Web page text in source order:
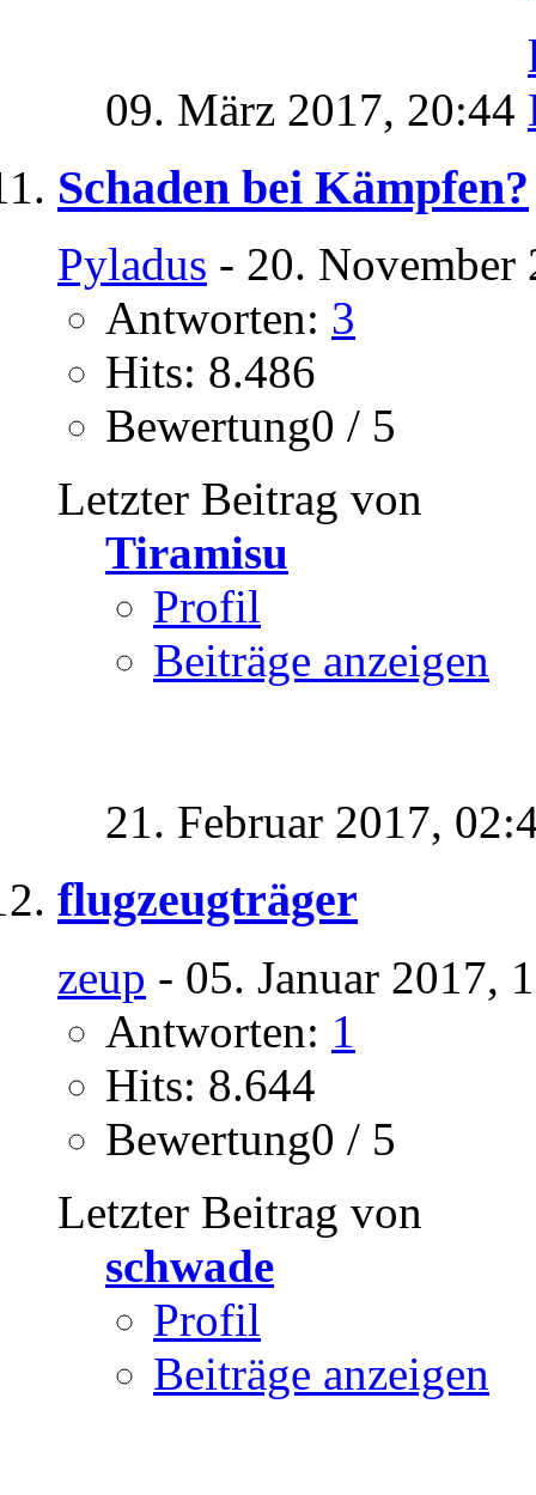
09. März 2017, 20:44
Schaden bei Kämpfen?
Pyladus - 20. November
Antworten: 3
Hits: 8.486
Bewertung0 / 5
Letzter Beitrag von
Tiramisu
Profil
Beiträge anzeigen
21. Februar 2017,
flugzeugträger
zeup - 05. Januar 2017,
Antworten: 1
Hits: 8.644
Bewertung0 / 5
Letzter Beitrag von
schwade
Profil
Beiträge anzeigen